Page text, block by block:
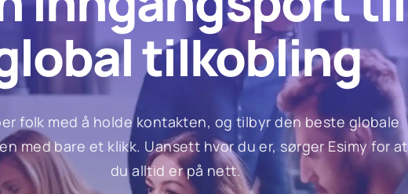
tilkobling
folk med å holde kontakten, og tilbyr den beste globale
med bare et klikk. Uansett hvor du er, sørger Esimy for at
du alltid er på nett.